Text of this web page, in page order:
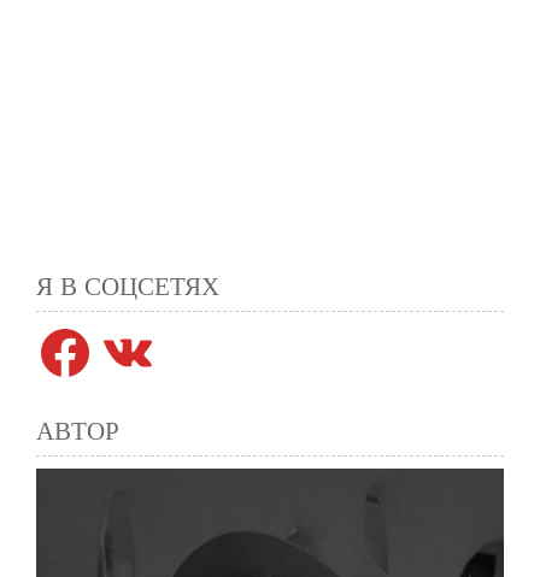
Я В СОЦСЕТЯХ
Facebook
АВТОР